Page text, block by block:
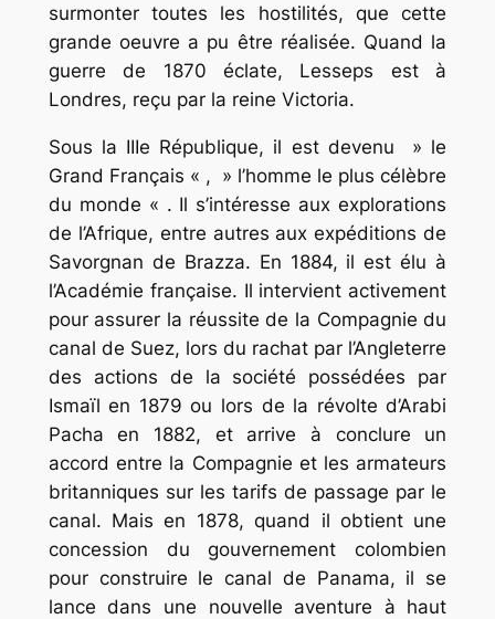
surmonter toutes les hostilités, que cette
grande oeuvre a pu être réalisée. Quand la
guerre de 1870 éclate, Lesseps est à
Londres, reçu par la reine Victoria.
Sous la IIIe République, il est devenu » le
Grand Français « , » l’homme le plus célèbre
du monde « . Il s’intéresse aux explorations
de l’Afrique, entre autres aux expéditions de
Savorgnan de Brazza. En 1884, il est élu à
l’Académie française. Il intervient activement
pour assurer la réussite de la Compagnie du
canal de Suez, lors du rachat par l’Angleterre
des actions de la société possédées par
Ismaïl en 1879 ou lors de la révolte d’Arabi
Pacha en 1882, et arrive à conclure un
accord entre la Compagnie et les armateurs
britanniques sur les tarifs de passage par le
canal. Mais en 1878, quand il obtient une
concession du gouvernement colombien
pour construire le canal de Panama, il se
lance dans une nouvelle aventure à haut